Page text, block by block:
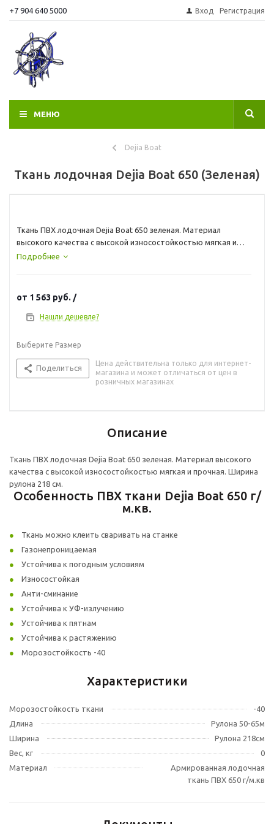
+7 904 640 5000 Вход Регистрация
МЕНЮ
Dejia Boat
Ткань лодочная Dejia Boat 650 (Зеленая)
Ткань ПВХ лодочная Dejia Boat 650 зеленая. Материал
высокого качества с высокой износостойкостью мягкая и
прочная. Ширина рулона 218 см.
Подробнее
от 1 563 руб. /
Нашли дешевле?
Выберите Размер
Поделиться
Цена действительна только для интернет-
магазина и может отличаться от цен в
розничных магазинах
Описание
Ткань ПВХ лодочная Dejia Boat 650 зеленая. Материал высокого
качества с высокой износостойкостью мягкая и прочная. Ширина
рулона 218 см.
Особенность ПВХ ткани Dejia Boat 650 г/
м.кв.
Ткань можно клеить сваривать на станке
Газонепроницаемая
Устойчива к погодным условиям
Износостойкая
Анти-сминание
Устойчива к УФ-излучению
Устойчива к пятнам
Устойчива к растяжению
Морозостойкость -40
Характеристики
Морозостойкость ткани
-40
Длина
Рулона 50-65м
Ширина
Рулона 218см
Вес, кг
0
Материал
Армированная лодочная
ткань ПВХ 650 г/м.кв